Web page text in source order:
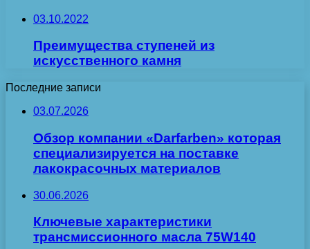
03.10.2022
Преимущества ступеней из
искусственного камня
Последние записи
03.07.2026
Обзор компании «Darfarben» которая
специализируется на поставке
лакокрасочных материалов
30.06.2026
Ключевые характеристики
трансмиссионного масла 75W140